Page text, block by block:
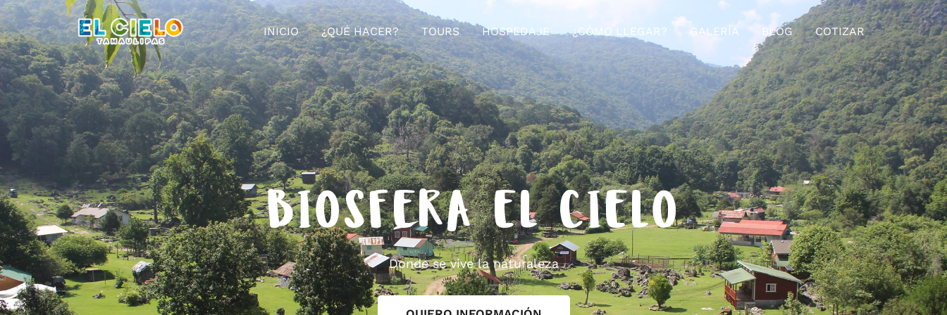
INICIO ¿QUÉ HACER? TOURS HOSPEDAJE ¿CÓMO LLEGAR? GALERÍA BLOG COTIZAR
BIOSFERA EL CIELO
Donde se vive la naturaleza